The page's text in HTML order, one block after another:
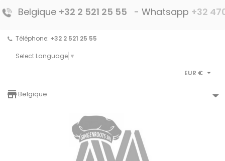
Belgique +32 2 521 25 55 - Whatsapp +32
Téléphone: +32 2 521 25 55
Select Language ▼
EUR € 
storefront
Belgique